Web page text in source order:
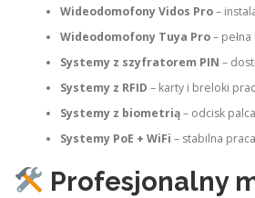
Wideodomofony Vidos Pro–
Wideodomofony Tuya Pro–
Systemy z szyfratorem PIN –
Systemy z RFID – karty i breloki
Systemy z biometrią– odcisk
Systemy PoE + WiFi – stabilna
Profesjonalny